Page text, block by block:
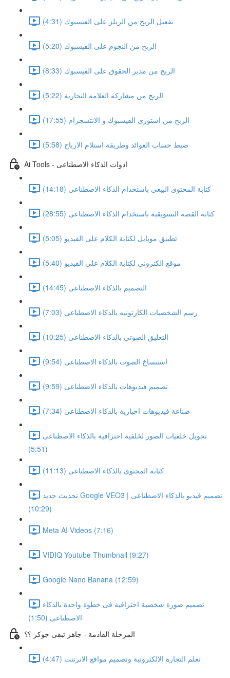
تفعيل الربح من الريلز على الفيسبوك (4:31)
الربح من النجوم على الفيسبوك (5:20)
الربح من مدير الحقوق على الفيسبوك (8:33)
الربح من مشاركة العلامة التجارية (5:22)
الربح من استورى الفيسبوك و الانتسجرام (17:55)
ضبط حساب العوائد وطريقة استلام الارباح (5:58)
Ai Tools - ادوات الذكاء الاصطناعى
كتابة المحتوى البيعي باستخدام الذكاء الاصطناعى (14:18)
كتابة القصة التسويقية باستخدام الذكاء الاصطناعى (28:55)
تطبيق موبايل لكتابة الكلام على الفيديو (5:05)
موقع الكتروني لكتابة الكلام على الفيديو (5:40)
التصميم بالذكاء الاصطناعى (14:45)
رسم الشخصيات الكارتونيه بالذكاء الاصطناعى (7:03)
التعليق الصوتي بالذكاء الاصطناعى (10:25)
استنساخ الصوت بالذكاء الاصطناعى (9:54)
تصميم فيديوهات بالذكاء الاصطناعى (9:59)
صناعة فيديوهات اخبارية بالذكاء الاصطناعى (7:34)
تحويل خلفيات الصور لخلفية احترافية بالذكاء الاصطناعى
(5:51)
كتابة المحتوى بالذكاء الاصطناعى (11:13)
تحديث جديد Google VEO3 | تصميم فيديو بالذكاء الاصطناعى
(10:29)
Meta AI Videos (7:16)
VIDIQ Youtube Thumbnail (9:27)
Google Nano Banana (12:59)
تصميم صورة شخصية احترافية فى خطوة واحدة بالذكاء
الاصطناعى (1:50)
المرحلة القادمة - جاهز تبقى جوكر ؟؟
تعلم التجارة الالكترونية وتصميم مواقع الانرتنت (4:47)